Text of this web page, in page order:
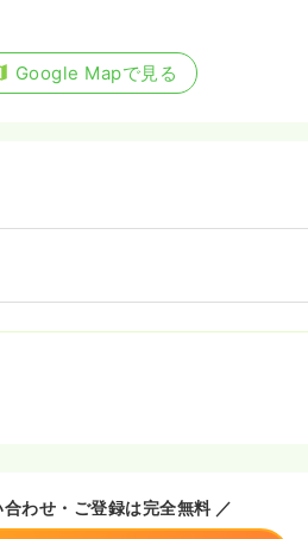
Google Mapで見る
合わせ・ご登録は完全無料 ／